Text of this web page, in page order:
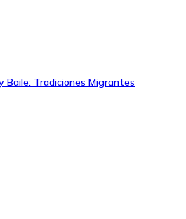
Baile: Tradiciones Migrantes